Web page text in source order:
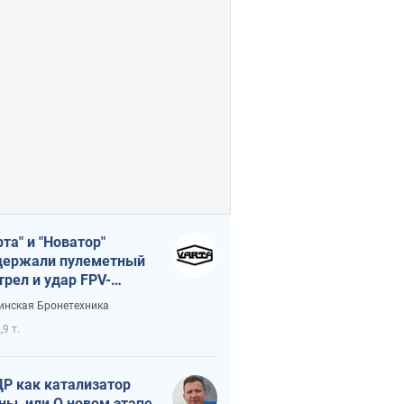
и "Новатор"
пулеметный
и удар FPV-
сохранив жизнь
Бронетехника
т.
как катализатор